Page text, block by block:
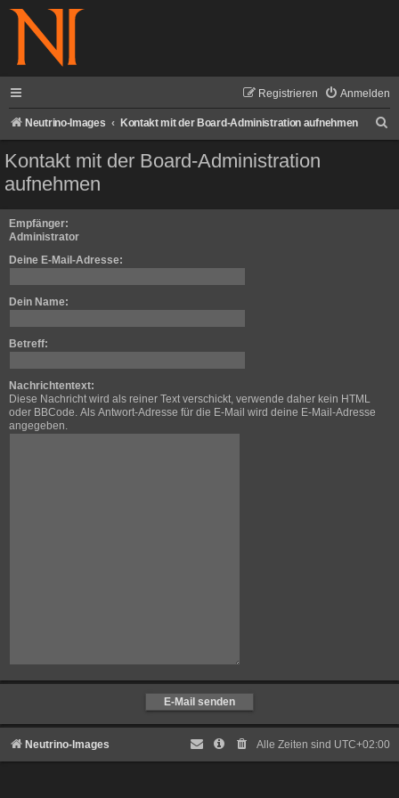
Anmelden
Registrieren
Neutrino-Images Kontakt mit der Board-Administration aufnehmen
Kontakt mit der Board-Administration
aufnehmen
Empfänger:
Administrator
Deine E-Mail-Adresse:
Dein Name:
Betreff:
Nachrichtentext:
Diese Nachricht wird als reiner Text verschickt, verwende daher kein HTML
oder BBCode. Als Antwort-Adresse für die E-Mail wird deine E-Mail-Adresse
angegeben.
Neutrino-Images Alle Zeiten sind UTC+02:00